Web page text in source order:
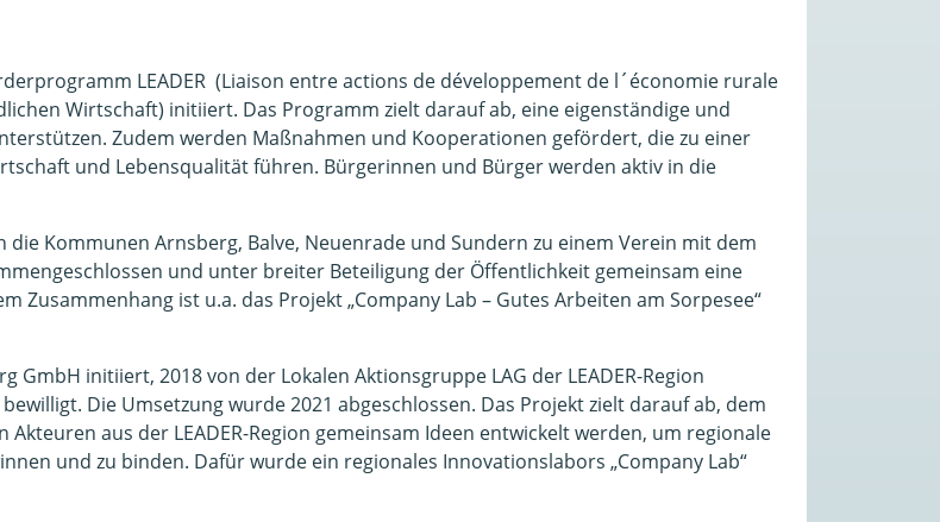
LEADER (Liaison entre actions de développement de l´économie rurale
Wirtschaft) initiiert. Das Programm zielt darauf ab, eine eigenständige und
Zudem werden Maßnahmen und Kooperationen gefördert, die zu einer
und Lebensqualität führen. Bürgerinnen und Bürger werden aktiv in die
Kommunen Arnsberg, Balve, Neuenrade und Sundern zu einem Verein mit dem
und unter breiter Beteiligung der Öffentlichkeit gemeinsam eine
Zusammenhang ist u.a. das Projekt „Company Lab – Gutes Arbeiten am Sorpesee“
initiiert, 2018 von der Lokalen Aktionsgruppe LAG der LEADER-Region
Die Umsetzung wurde 2021 abgeschlossen. Das Projekt zielt darauf ab, dem
aus der LEADER-Region gemeinsam Ideen entwickelt werden, um regionale
und zu binden. Dafür wurde ein regionales Innovationslabors „Company Lab“